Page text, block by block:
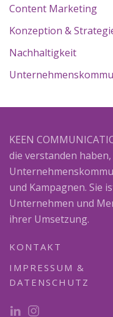
Content Marketing
Konzeption &
Nachhaltigkeit
KEEN
die verstanden haben,
und Kampagnen. Sie
Unternehmen und
ihrer Umsetzung.
KONTAKT
IMPRESSUM &
DATENSCHUTZ